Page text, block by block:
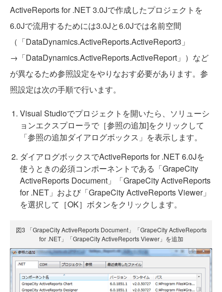
ActiveReports for .NET 3.0Jで作成したプロジェクトを
6.0Jで流用するためには3.0Jと6.0Jでは名前空間
（「DataDynamics.ActiveReports.ActiveReport3」
→「DataDynamics.ActiveReports.ActiveReport」）など
が異なるため参照設定をやりなおす必要があります。参
照設定は次の手順で行います。
Visual Studioでプロジェクトを開いたら、ソリューシ
ョンエクスプローラで［参照の追加]をクリックして
「参照の追加ダイアログボックス」を表示します。
ダイアログボックスでActiveReports for .NET 6.0Jを
使うときの必須コンポーネントである「GrapeCity
ActiveReports Document」「GrapeCity ActiveReports
for .NET」および「GrapeCity ActiveReports Viewer」
を選択して［OK］ボタンをクリックします。
図3 「GrapeCity ActiveReports Document」「GrapeCity ActiveReports
for .NET」「GrapeCity ActiveReports Viewer」を追加